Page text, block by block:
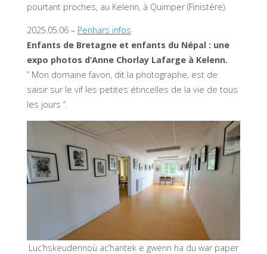
pourtant proches, au Kelenn, à Quimper (Finistère).
2025.05.06 – Penhars infos
Enfants de Bretagne et enfants du Népal : une
expo photos d’Anne Chorlay Lafarge à Kelenn.
” Mon domaine favori, dit la photographe, est de
saisir sur le vif les petites étincelles de la vie de tous
les jours “.
Luc’hskeudennoù ac’hantek e gwenn ha du war paper